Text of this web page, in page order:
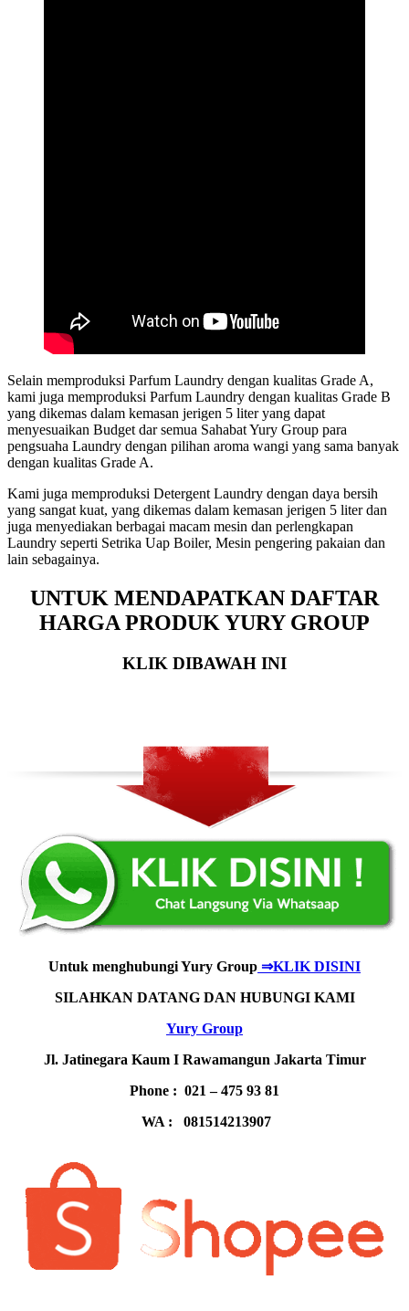
Selain memproduksi Parfum Laundry dengan kualitas Grade A,
kami juga memproduksi Parfum Laundry dengan kualitas Grade B
yang dikemas dalam kemasan jerigen 5 liter yang dapat
menyesuaikan Budget dar semua Sahabat Yury Group para
pengsuaha Laundry dengan pilihan aroma wangi yang sama banyak
dengan kualitas Grade A.
Kami juga memproduksi Detergent Laundry dengan daya bersih
yang sangat kuat, yang dikemas dalam kemasan jerigen 5 liter dan
juga menyediakan berbagai macam mesin dan perlengkapan
Laundry seperti Setrika Uap Boiler, Mesin pengering pakaian dan
lain sebagainya.
UNTUK MENDAPATKAN DAFTAR
HARGA PRODUK YURY GROUP
KLIK DIBAWAH INI
Untuk menghubungi Yury Group ⇒KLIK DISINI
SILAHKAN DATANG DAN HUBUNGI KAMI
Yury Group
Jl. Jatinegara Kaum I Rawamangun Jakarta Timur
Phone : 021 – 475 93 81
WA : 081514213907